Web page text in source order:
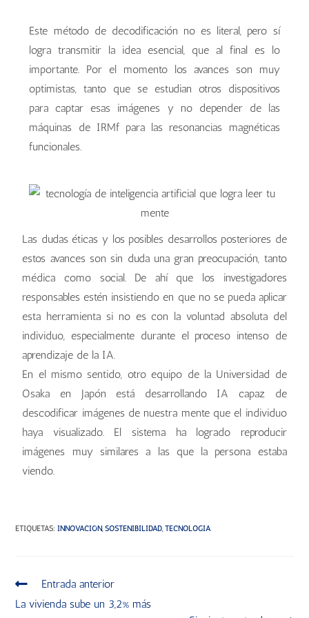
Este método de decodificación no es literal, pero sí
logra transmitir la idea esencial, que al final es lo
importante. Por el momento los avances son muy
optimistas, tanto que se estudian otros dispositivos
para captar esas imágenes y no depender de las
máquinas de IRMf para las resonancias magnéticas
funcionales.
Las dudas éticas y los posibles desarrollos posteriores de
estos avances son sin duda una gran preocupación, tanto
médica como social. De ahí que los investigadores
responsables estén insistiendo en que no se pueda aplicar
esta herramienta si no es con la voluntad absoluta del
individuo, especialmente durante el proceso intenso de
aprendizaje de la IA.
En el mismo sentido, otro equipo de la Universidad de
Osaka en Japón está desarrollando IA capaz de
descodificar imágenes de nuestra mente que el individuo
haya visualizado. El sistema ha logrado reproducir
imágenes muy similares a las que la persona estaba
viendo.
ETIQUETAS:INNOVACIÓN, SOSTENIBILIDAD, TECNOLOGÍA
Entrada anterior
La vivienda sube un 3,2% más